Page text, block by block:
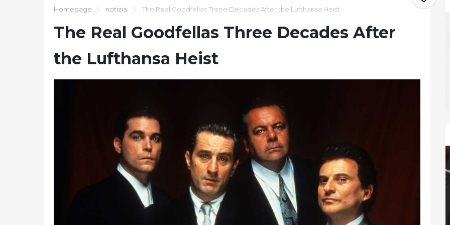
Homepage notizia The Real Goodfellas Three Decades After the Lufthansa Heist
The Real Goodfellas Three Decades After
the Lufthansa Heist